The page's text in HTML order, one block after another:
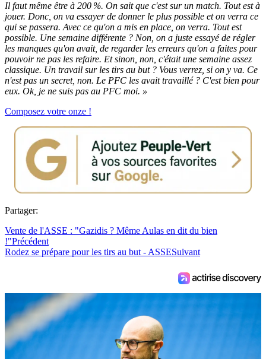
Il faut même être à 200 %. On sait que c'est sur un match. Tout est à
jouer. Donc, on va essayer de donner le plus possible et on verra ce
qui se passera. Avec ce qu'on a mis en place, on verra. Tout est
possible. Une semaine différente ? Non, on a juste essayé de régler
les manques qu'on avait, de regarder les erreurs qu'on a faites pour
pouvoir ne pas les refaire. Et sinon, non, c'était une semaine assez
classique. Un travail sur les tirs au but ? Vous verrez, si on y va. Ce
n'est pas un secret, non. Le PFC les avait travaillé ? C'est bien pour
eux. Ok, je ne suis pas au PFC moi. »
Composez votre onze !
Partager:
Vente de l'ASSE : "Gazidis ? Même Aulas en dit du bien
!"Précédent
Rodez se prépare pour les tirs au but - ASSESuivant